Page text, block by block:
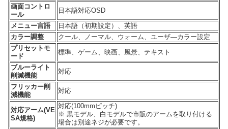
画面コントロ
ール
日本語対応OSD
メニュー言語
日本語（初期設定）、英語
カラー調整
クール、ノーマル、ウォーム、ユーザ—カラー設定
プリセットモ
ード
標準、ゲーム、映画、風景、テキスト
ブルーライト
削減機能
対応
フリッカー削
減機能
対応
対応アーム(VE
SA規格)
対応(100mmピッチ)
※ 黒モデル、白モデルで市販のアームを取り付ける
場合は別途ネジが必要です。